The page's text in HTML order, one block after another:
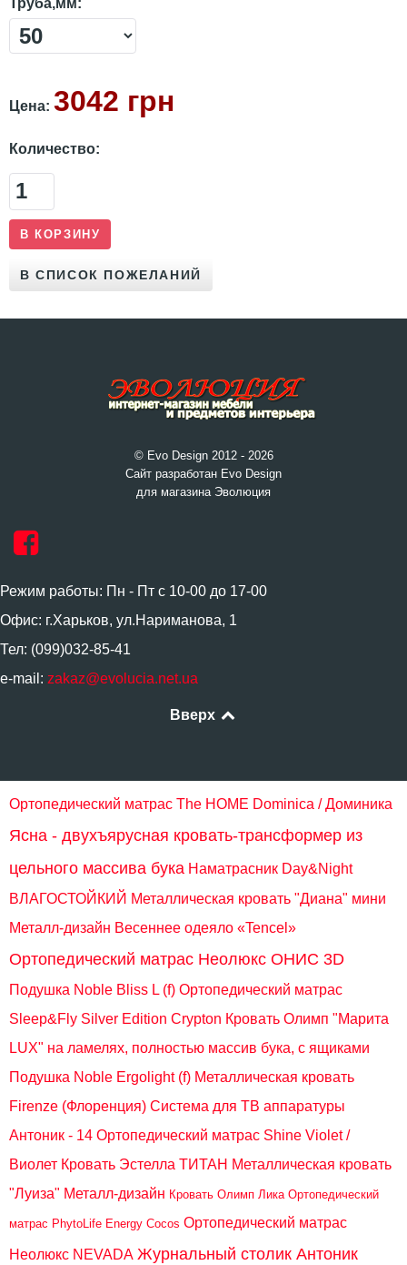
Цена: 3042 грн
Количество:
© Evo Design 2012 - 2026
Сайт разработан Evo Design
для магазина Эволюция
Режим работы: Пн - Пт с 10-00 до 17-00
Офис: г.Харьков, ул.Нариманова, 1
Тел: (099)032-85-41
e-mail: zakaz@evolucia.net.ua
Вверх
Ортопедический матрас The HOME Dominica / Доминика
Ясна - двухъярусная кровать-трансформер из
цельного массива бука Наматрасник Day&Night
ВЛАГОСТОЙКИЙ Металлическая кровать "Диана" мини
Металл-дизайн Весеннее одеяло «Tencel»
Ортопедический матрас Неолюкс ОНИС 3D
Подушка Noble Bliss L (f) Ортопедический матрас
Sleep&Fly Silver Edition Crypton Кровать Олимп "Марита
LUX" на ламелях, полностью массив бука, с ящиками
Подушка Noble Ergolight (f) Металлическая кровать
Firenze (Флоренция) Система для ТВ аппаратуры
Антоник - 14 Ортопедический матрас Shine Violet /
Виолет Кровать Эстелла ТИТАН Металлическая кровать
"Луиза" Металл-дизайн Кровать Олимп Лика Ортопедический
матрас PhytoLife Energy Cocos Ортопедический матрас
Неолюкс NEVADA Журнальный столик Антоник